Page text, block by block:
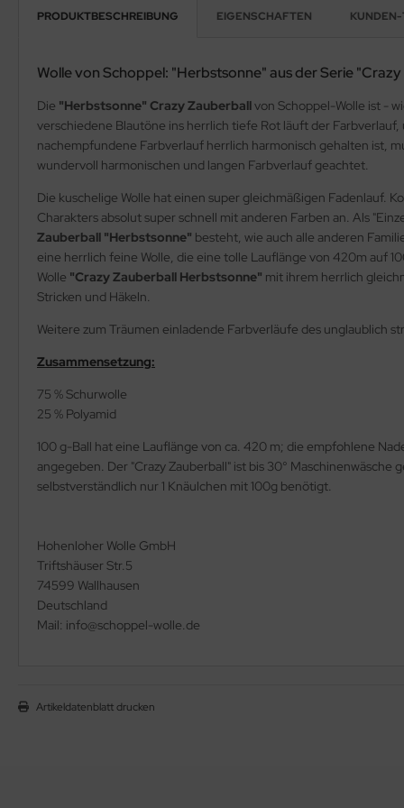
PRODUKTBESCHREIBUNG EIGENSCHAFTEN
Wolle von Schoppel: "Herbstsonne" aus der Serie
Die "Herbstsonne" Crazy Zauberballvon Schoppel-Wolle ist -
verschiedene Blautöne ins herrlich tiefe Rot läuft der
nachempfundene Farbverlauf herrlich harmonisch gehalten ist,
wundervoll harmonischen und langen Farbverlauf geachtet.
Die kuschelige Wolle hat einen super gleichmäßigen Fadenlauf.
Charakters absolut super schnell mit anderen Farben an. Als
Zauberball "Herbstsonne" besteht, wie auch alle anderen
eine herrlich feine Wolle, die eine tolle Lauflänge von 420m auf
Wolle "Crazy Zauberball Herbstsonne" mit ihrem herrlich
Stricken und Häkeln.
Weitere zum Träumen einladende Farbverläufe des unglaublich
Zusammensetzung:
75 % Schurwolle
25 % Polyamid
100 g-Ball hat eine Lauflänge von ca. 420 m; die empfohlene
angegeben. Der "Crazy Zauberball" ist bis 30°
selbstverständlich nur 1 Knäulchen mit 100g benötigt.
Hohenloher Wolle GmbH
Triftshäuser Str.5
74599 Wallhausen
Deutschland
Mail: info@schoppel-wolle.de
Artikeldatenblatt drucken